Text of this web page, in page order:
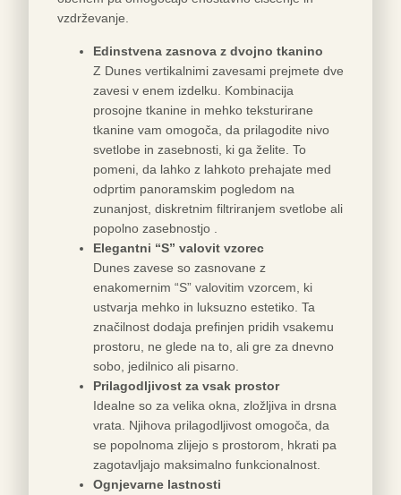
vzdrževanje.
Edinstvena zasnova z dvojno tkanino
Z Dunes vertikalnimi zavesami prejmete dve
zavesi v enem izdelku. Kombinacija
prosojne tkanine in mehko teksturirane
tkanine vam omogoča, da prilagodite nivo
svetlobe in zasebnosti, ki ga želite. To
pomeni, da lahko z lahkoto prehajate med
odprtim panoramskim pogledom na
zunanjost, diskretnim filtriranjem svetlobe ali
popolno zasebnostjo .
Elegantni “S” valovit vzorec
Dunes zavese so zasnovane z
enakomernim “S” valovitim vzorcem, ki
ustvarja mehko in luksuzno estetiko. Ta
značilnost dodaja prefinjen pridih vsakemu
prostoru, ne glede na to, ali gre za dnevno
sobo, jedilnico ali pisarno.
Prilagodljivost za vsak prostor
Idealne so za velika okna, zložljiva in drsna
vrata. Njihova prilagodljivost omogoča, da
se popolnoma zlijejo s prostorom, hkrati pa
zagotavljajo maksimalno funkcionalnost.
Ognjevarne lastnosti